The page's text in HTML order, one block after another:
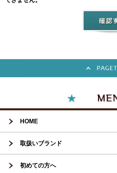
HOME
取扱いブランド
初めての方へ